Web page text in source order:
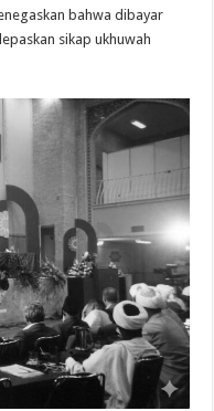
bahwa dibayar
sikap ukhuwah